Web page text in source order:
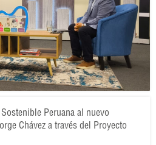
Peruana al nuevo
Chávez a través del Proyecto